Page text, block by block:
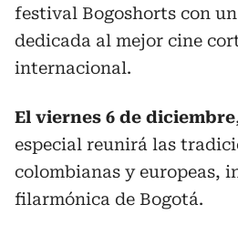
festival Bogoshorts con
dedicada al mejor cine
internacional.
El viernes 6 de diciembre
especial reunirá las
colombianas y europeas,
filarmónica de Bogotá.